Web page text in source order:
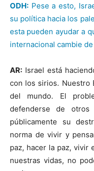
ODH: Pese a esto,
su política hacia los
esta pueden ayudar a
internacional cambie
AR: Israel está
con los sirios. Nuestro
del mundo. El
defenderse de
públicamente su
norma de vivir y
paz, hacer la paz, vivir
nuestras vidas, no